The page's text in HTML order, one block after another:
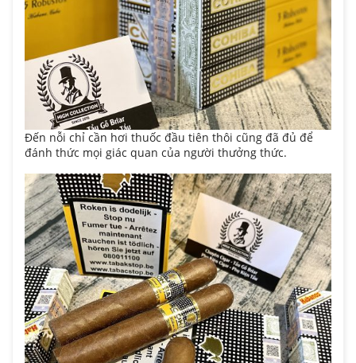
Đến nỗi chỉ cần hơi thuốc đầu tiên thôi cũng đã đủ để
đánh thức mọi giác quan của người thưởng thức.